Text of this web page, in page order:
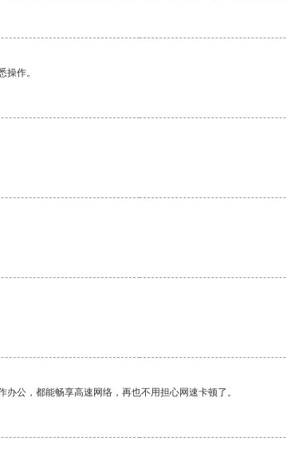
作。
公，都能畅享高速网络，再也不用担心网速卡顿了。